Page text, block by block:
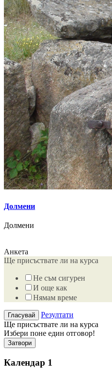
Долмени
Долмени
Анкета
Ще присъствате ли на курса
Не съм сигурен
И още как
Нямам време
Резултати
Ще присъствате ли на курса
Избери поне един отговор!
Затвори
Календар 1